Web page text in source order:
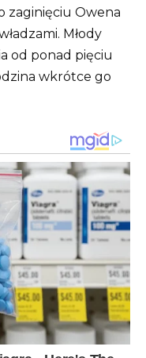
zaginięciu Owena
Młody
od ponad pięciu
wkrótce go